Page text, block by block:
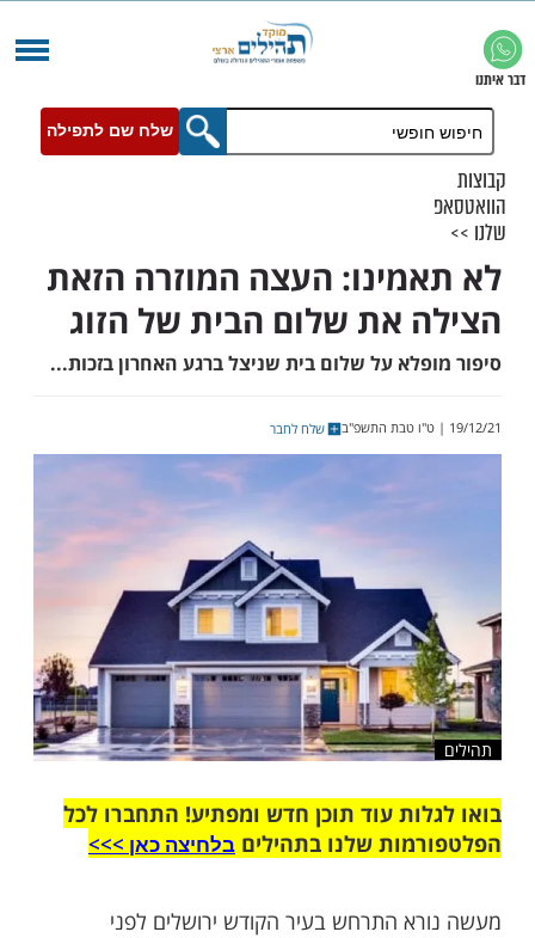
שלח שם לתפילה
העצה המוזרה הזאת
על שלום בית שניצל ברגע האחרון בזכות...
שלח לחבר